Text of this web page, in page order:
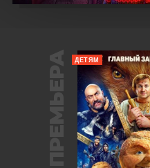
ПРЕМЬЕРА ДЕТЯМ